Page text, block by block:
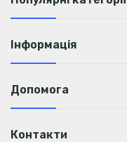
Інформація
Допомога
Контакти